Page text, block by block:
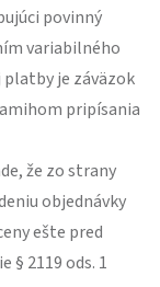
povinný
variabilného
je záväzok
pripísania
že zo strany
objednávky
ešte pred
§ 2119 ods. 1